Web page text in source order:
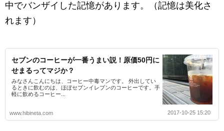
中でバンザイした記憶があります。（記憶は美化さ
れます）
セブンのコーヒーが一番うまい説！原価50円に
せまるってマジか？
みなさんこんにちは、コーヒー中毒マンです。 外出してい
るときに飲むのは、ほぼセブンイレブンのコーヒーです。手
軽に飲めるコーヒー...
www.hibineta.com 2017-10-25 15:20